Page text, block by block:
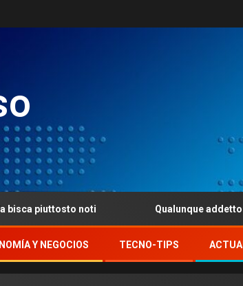
noti Qualunque addetto propone
Y NEGOCIOS TECNO-TIPS